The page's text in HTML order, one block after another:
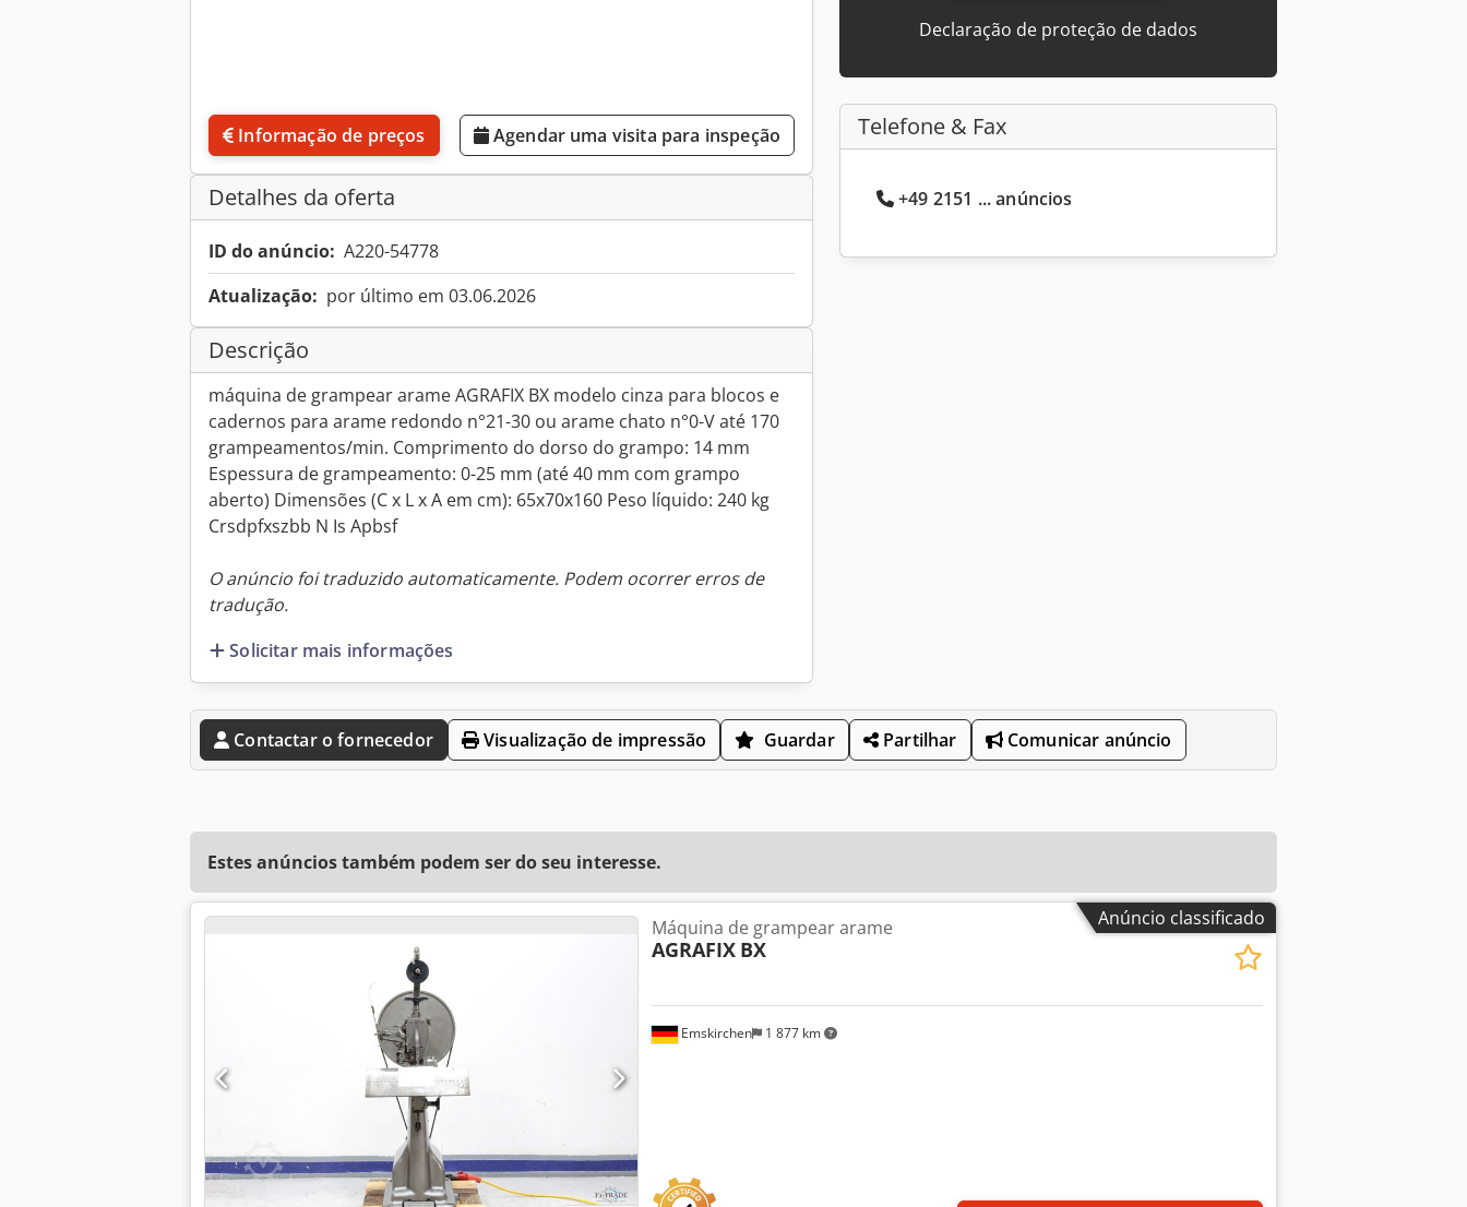
Informação de preços Agendar uma visita para inspeção
Detalhes da oferta
ID do anúncio: A220-54778
Atualização: por último em 03.06.2026
Descrição
máquina de grampear arame AGRAFIX BX modelo cinza para blocos e
cadernos para arame redondo n°21-30 ou arame chato n°0-V até 170
grampeamentos/min. Comprimento do dorso do grampo: 14 mm
Espessura de grampeamento: 0-25 mm (até 40 mm com grampo
aberto) Dimensões (C x L x A em cm): 65x70x160 Peso líquido: 240 kg
Crsdpfxszbb N Is Apbsf
O anúncio foi traduzido automaticamente. Podem ocorrer erros de
tradução.
Solicitar mais informações
Declaração de proteção de dados
Telefone & Fax
+49 2151 ... anúncios
Contactar o fornecedor Visualização de impressão Guardar Partilhar Comunicar anúncio
Estes anúncios também podem ser do seu interesse.
Anúncio classificado
Emskirchen 1 877 km
Máquina de grampear arame
AGRAFIX BX